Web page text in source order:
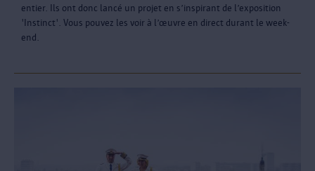
entier. Ils ont donc lancé un projet en s’inspirant de l’exposition
'Instinct'. Vous pouvez les voir à l’œuvre en direct durant le week-
end.